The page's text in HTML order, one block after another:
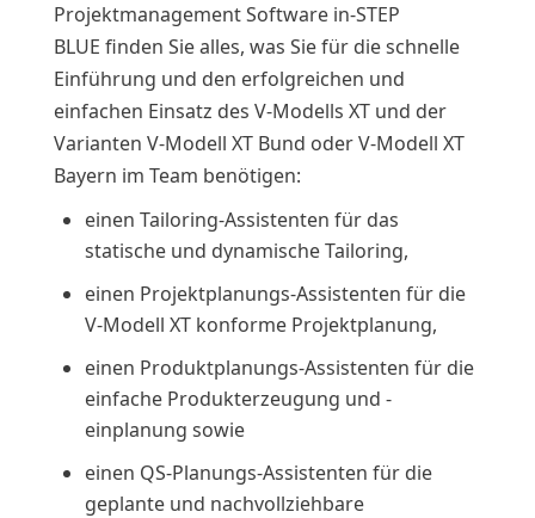
Projektmanagement Software in-STEP
BLUE finden Sie alles, was Sie für die schnelle
Einführung und den erfolgreichen und
einfachen Einsatz des V-Modells XT und der
Varianten V-Modell XT Bund oder V-Modell XT
Bayern im Team benötigen:
einen Tailoring-Assistenten für das
statische und dynamische Tailoring,
einen Projektplanungs-Assistenten für die
V-Modell XT konforme Projektplanung,
einen Produktplanungs-Assistenten für die
einfache Produkterzeugung und -
einplanung sowie
einen QS-Planungs-Assistenten für die
geplante und nachvollziehbare